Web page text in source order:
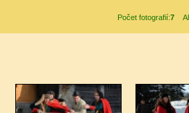
Počet fotografií:7